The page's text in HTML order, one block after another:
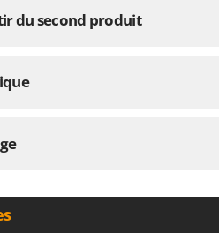
du second produit